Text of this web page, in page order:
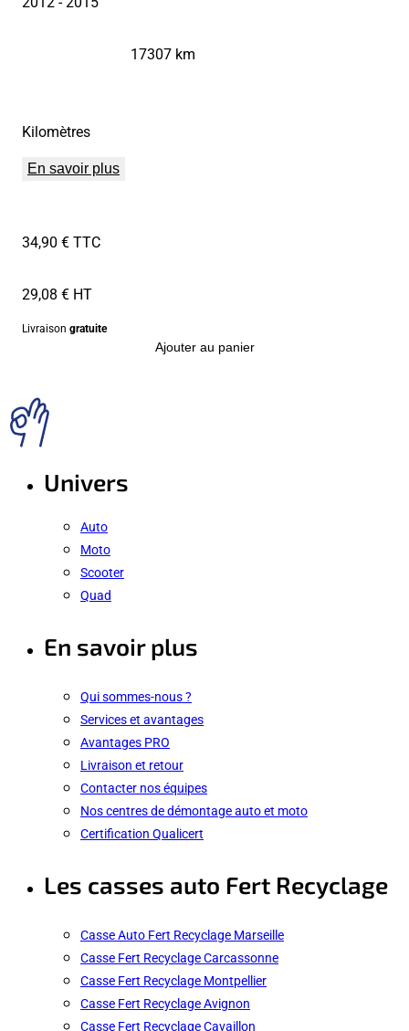
Kilomètres
17307 km
En savoir plus
34,90 € TTC
29,08 € HT
Livraison gratuite
Ajouter au panier
Univers
Auto
Moto
Scooter
Quad
En savoir plus
Qui sommes-nous ?
Services et avantages
Avantages PRO
Livraison et retour
Contacter nos équipes
Nos centres de démontage auto et moto
Certification Qualicert
Les casses auto Fert Recyclage
Casse Auto Fert Recyclage Marseille
Casse Fert Recyclage Carcassonne
Casse Fert Recyclage Montpellier
Casse Fert Recyclage Avignon
Casse Fert Recyclage Cavaillon